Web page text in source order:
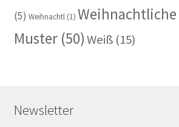
(5) Weihnachtl(1)
Muster(50)Weiß(15)
Newsletter